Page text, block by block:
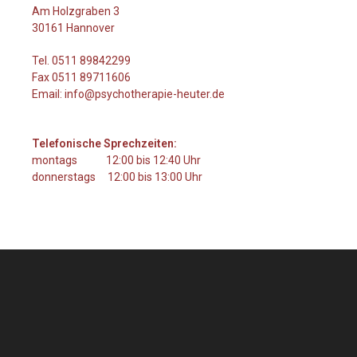
Am Holzgraben 3
30161 Hannover
Tel. 0511 89842299
Fax 0511 89711606
Email: info@psychotherapie-heuter.de
Telefonische Sprechzeiten:
montags 12:00 bis 12:40 Uhr
donnerstags 12:00 bis 13:00 Uhr